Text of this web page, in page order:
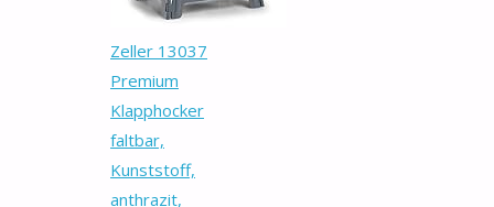
Zeller 13037
Premium
Klapphocker
faltbar,
Kunststoff,
anthrazit,